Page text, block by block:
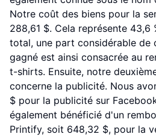
Notre coût des biens pour la
288,61 $. Cela représente 43,6
total, une part considérable de
gagné est ainsi consacrée au
t-shirts. Ensuite, notre
concerne la publicité. Nous
$ pour la publicité sur
également bénéficié d'un
Printify, soit 648,32 $, pour la